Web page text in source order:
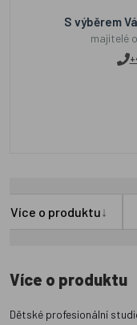
S výběrem
majitelé
Více o produktu↓
Více o produktu
Dětské profesionální